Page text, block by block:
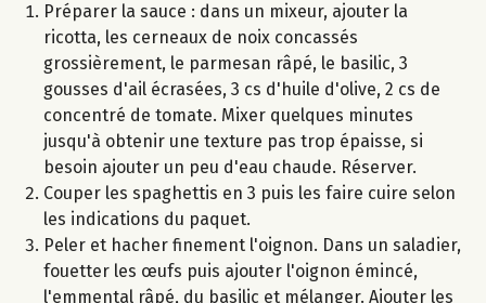
Préparer la sauce : dans un mixeur, ajouter la
ricotta, les cerneaux de noix concassés
grossièrement, le parmesan râpé, le basilic, 3
gousses d'ail écrasées, 3 cs d'huile d'olive, 2 cs de
concentré de tomate. Mixer quelques minutes
jusqu'à obtenir une texture pas trop épaisse, si
besoin ajouter un peu d'eau chaude. Réserver.
Couper les spaghettis en 3 puis les faire cuire selon
les indications du paquet.
Peler et hacher finement l'oignon. Dans un saladier,
fouetter les œufs puis ajouter l'oignon émincé,
l'emmental râpé, du basilic et mélanger. Ajouter les